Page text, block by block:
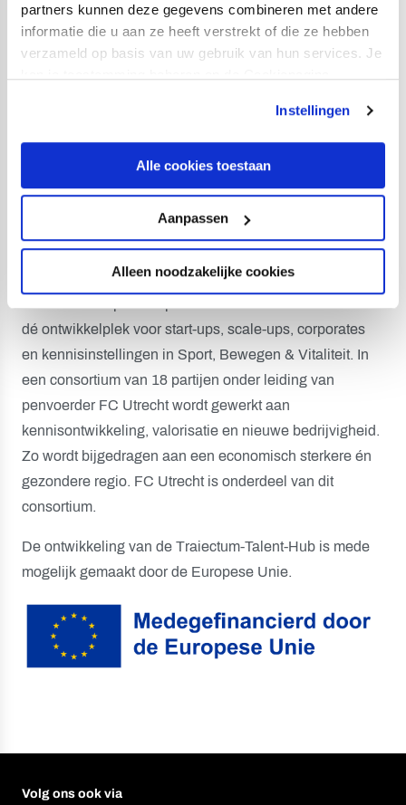
partners kunnen deze gegevens combineren met andere
informatie die u aan ze heeft verstrekt of die ze hebben
verzameld op basis van uw gebruik van hun services. Je
Instellingen
Alle cookies toestaan
Aanpassen
Alleen noodzakelijke cookies
Utrecht-Oost heeft de ambitie om uit te groeien tot
(top)sportclubs — Hellas Utrecht, VV Utrecht, SV
Kampong, UZSC en FC Utrecht — werken samen aan
de Sportcampus Traiectum: een nieuw ecosysteem in
Sport & Vitaliteit en een katalysator voor innovatie op het
gebied van welzijn en gezondheid.
dé ontwikkelplek voor start-ups, scale-ups, corporates
en kennisinstellingen in Sport, Bewegen & Vitaliteit. In
een consortium van 18 partijen onder leiding van
penvoerder FC Utrecht wordt gewerkt aan
kennisontwikkeling, valorisatie en nieuwe bedrijvigheid.
Zo wordt bijgedragen aan een economisch sterkere én
gezondere regio. FC Utrecht is onderdeel van dit
consortium.
De ontwikkeling van de Traiectum-Talent-Hub is mede
mogelijk gemaakt door de Europese Unie.
Volg ons ook via